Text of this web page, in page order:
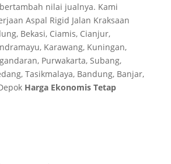
nilai jualnya. Kami
Aspal Rigid Jalan Kraksaan
Bekasi, Ciamis, Cianjur,
Karawang, Kuningan,
Purwakarta, Subang,
Tasikmalaya, Bandung, Banjar,
Harga Ekonomis Tetap